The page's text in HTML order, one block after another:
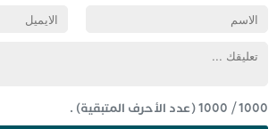
1000
/
1000(عدد الأحرف المتبقية) .